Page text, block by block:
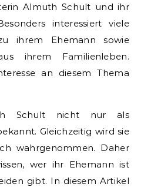
Almuth Schult und ihr
interessiert viele
ihrem Ehemann sowie
ihrem Familienleben.
an diesem Thema
Schult nicht nur als
Gleichzeitig wird sie
wahrgenommen. Daher
wer ihr Ehemann ist
gibt. In diesem Artikel